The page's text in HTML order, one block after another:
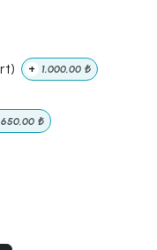
+ 1.000,00 ₺
₺